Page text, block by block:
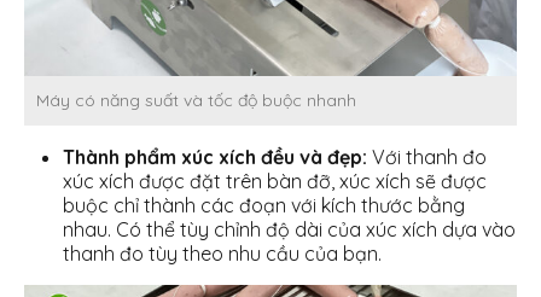
Máy có năng suất và tốc độ buộc nhanh
Thành phẩm xúc xích đều và đẹp: Với thanh đo
xúc xích được đặt trên bàn đỡ, xúc xích sẽ được
buộc chỉ thành các đoạn với kích thước bằng
nhau. Có thể tùy chỉnh độ dài của xúc xích dựa vào
thanh đo tùy theo nhu cầu của bạn.